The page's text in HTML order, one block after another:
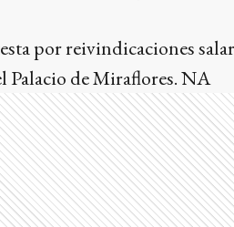
por reivindicaciones
Palacio de Miraflores. NA